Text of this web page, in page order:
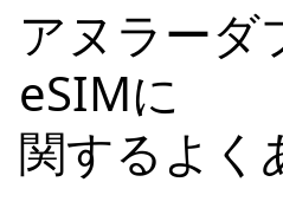
アヌラーダ
eSIMに
関するよく